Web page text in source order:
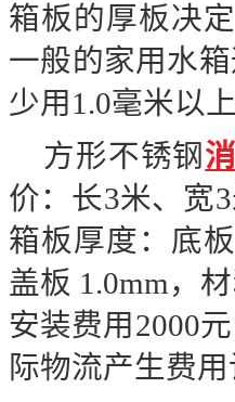
箱板的厚板决
一般的家用水
少用1.0毫米以
方形不锈钢
价：长3米、宽
箱板厚度：底
盖板 1.0mm，
安装费用 2000
际物流产生费用